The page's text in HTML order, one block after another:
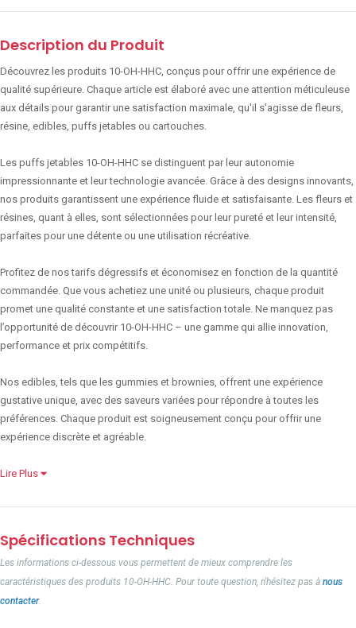
Description du Produit
Découvrez les produits 10-OH-HHC, conçus pour offrir une expérience de
qualité supérieure. Chaque article est élaboré avec une attention méticuleuse
aux détails pour garantir une satisfaction maximale, qu'il s'agisse de fleurs,
résine, edibles, puffs jetables ou cartouches.
Les puffs jetables 10-OH-HHC se distinguent par leur autonomie
impressionnante et leur technologie avancée. Grâce à des designs innovants,
nos produits garantissent une expérience fluide et satisfaisante. Les fleurs et
résines, quant à elles, sont sélectionnées pour leur pureté et leur intensité,
parfaites pour une détente ou une utilisation récréative.
Profitez de nos tarifs dégressifs et économisez en fonction de la quantité
commandée. Que vous achetiez une unité ou plusieurs, chaque produit
promet une qualité constante et une satisfaction totale. Ne manquez pas
l’opportunité de découvrir 10-OH-HHC – une gamme qui allie innovation,
performance et prix compétitifs.
Nos edibles, tels que les gummies et brownies, offrent une expérience
gustative unique, avec des saveurs variées pour répondre à toutes les
préférences. Chaque produit est soigneusement conçu pour offrir une
expérience discrète et agréable.
Lire Plus
Spécifications Techniques
Les informations ci-dessous vous permettent de mieux comprendre les
caractéristiques des produits 10-OH-HHC. Pour toute question, n'hésitez pas à nous
contacter.